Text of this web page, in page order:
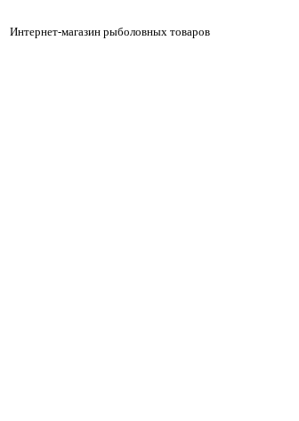
Интернет-магазин рыболовных товаров